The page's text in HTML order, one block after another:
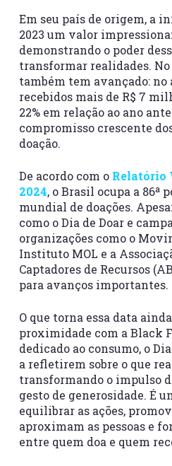
Em seu país de origem, a
2023 um valor
demonstrando o poder
transformar realidades. No
também tem avançado: no
recebidos mais de R$ 7
22% em relação ao ano
compromisso crescente
doação.
De acordo com o Relatório
2024, o Brasil ocupa a 86ª
mundial de doações.
como o Dia de Doar e
organizações como o
Instituto MOL e a
Captadores de Recursos
para avanços importantes.
O que torna essa data
proximidade com a Black
dedicado ao consumo, o
a refletirem sobre o que
transformando o impulso
gesto de generosidade. É
equilibrar as ações,
aproximam as pessoas e
entre quem doa e quem